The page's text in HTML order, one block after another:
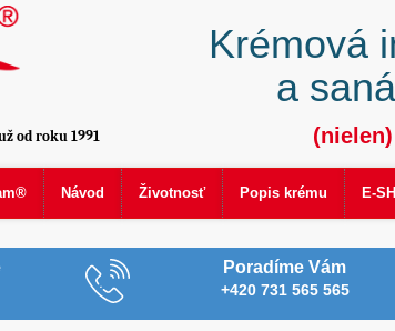
Návod Životnosť Popis krému E-
Krémová
a
od roku 1991
Poradíme Vám
+420 731 565 565